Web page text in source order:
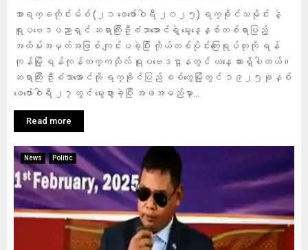
အာရက္ခတိုင်းမ်စ် (၂၁ ဖေဖော်ဝါရီ ၂၀၂၅) ရက္ခိုင်သမိုင်း နဲ့
ရူပဗေဒပညာရှင် ဆရာကြီးဦးစံသာအောင်ရဲ့ မွေးနေ့နှစ်တစ်ရာပြည့်
အထိမ်းအမှတ်အဖြစ် ကျင်းပခဲ့ပြီး ကိုယ်တစ်ပိုင်းကြေးရုပ်တုကို ရန်
ကုန်မြို့ ရန်ကုန်တက္ကသိုလ် ရူပဗေဒဌာနတွင် ယနေ့ ထားရှိပါတယ်။
ဆရာကြီး ဦးစံသာအောင်ကို ရက္ခိုင်ပြည် စစ်တွေမြို့တွင် ၁၉၂၅ခုနှစ်
ဖေဖော်ဝါရီ ၂၇တွင် မွေးဖွားခဲ့ပြီး အဖအမည်မှာ...
Read more
News Politic